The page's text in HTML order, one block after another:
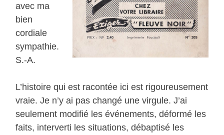
avec ma
bien
cordiale
sympathie.
S.-A.
L’histoire qui est racontée ici est rigoureusement
vraie. Je n’y ai pas changé une virgule. J’ai
seulement modifié les événements, déformé les
faits, interverti les situations, débaptisé les